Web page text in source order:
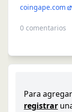
coingape.com
0 comentarios
Para
registrar